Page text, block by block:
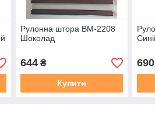
Рулонна штора ВМ-2208
Шоколад
644₴
Купити
690